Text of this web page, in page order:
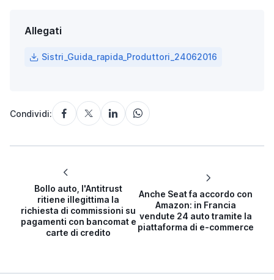
Allegati
Sistri_Guida_rapida_Produttori_24062016
Condividi:
Bollo auto, l'Antitrust
ritiene illegittima la
richiesta di commissioni su
pagamenti con bancomat e
carte di credito
Anche Seat fa accordo con
Amazon: in Francia
vendute 24 auto tramite la
piattaforma di e-commerce